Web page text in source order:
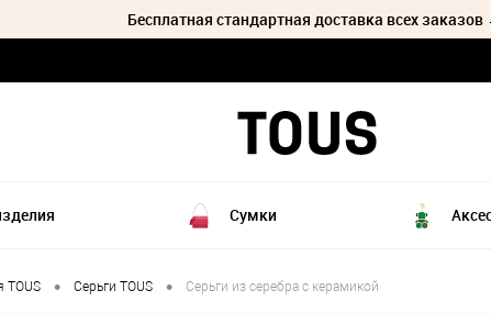
Бесплатная стандартная доставка всех заказов
Сумки
TOUS • Серьги TOUS • Серьги из серебра с керамикой